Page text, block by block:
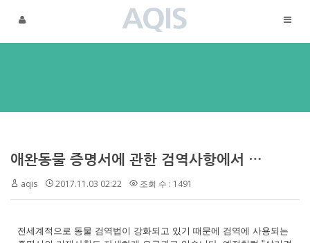
메뉴 건너뛰기
애완동물 증명서에 관한 검역사항에서 기재되어야 하는 것들
aqis 2017.11.03 02:22 조회 수 : 1491
전세계적으로 동물 검역법이 강화되고 있기 때문에 검역에 사용되는